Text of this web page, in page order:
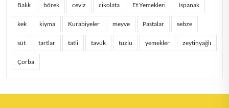
Balık börek ceviz cikolata Et Yemekleri Ispanak
kek kiyma Kurabiyeler meyve Pastalar sebze
süt tartlar tatli tavuk tuzlu yemekler zeytinyağlı
Çorba